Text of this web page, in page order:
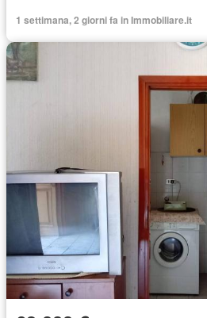
1 settimana, 2 giorni fa in Immobiliare.it